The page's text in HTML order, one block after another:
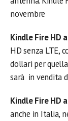
novembre
Kindle Fire HD
HD senza LTE,
dollari per
sarà in vendita
Kindle Fire HD a
anche in Italia,